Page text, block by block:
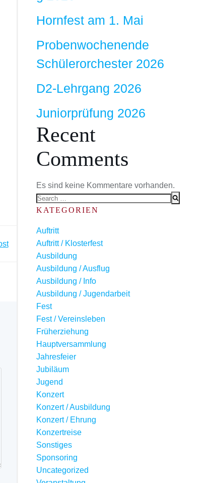
Hornfest am 1. Mai
Probenwochenende
Schülerorchester 2026
D2-Lehrgang 2026
Juniorprüfung 2026
Recent
Comments
Es sind keine Kommentare vorhanden.
Search
for:
KATEGORIEN
Auftritt
Auftritt / Klosterfest
Ausbildung
Ausbildung / Ausflug
Ausbildung / Info
Ausbildung / Jugendarbeit
Fest
Fest / Vereinsleben
Früherziehung
Hauptversammlung
Jahresfeier
Jubiläum
Jugend
Konzert
Konzert / Ausbildung
Konzert / Ehrung
Konzertreise
Sonstiges
Sponsoring
Uncategorized